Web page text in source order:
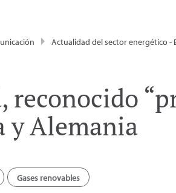
Actualidad del sector energético -
reconocido
y Alemania
Gases renovables